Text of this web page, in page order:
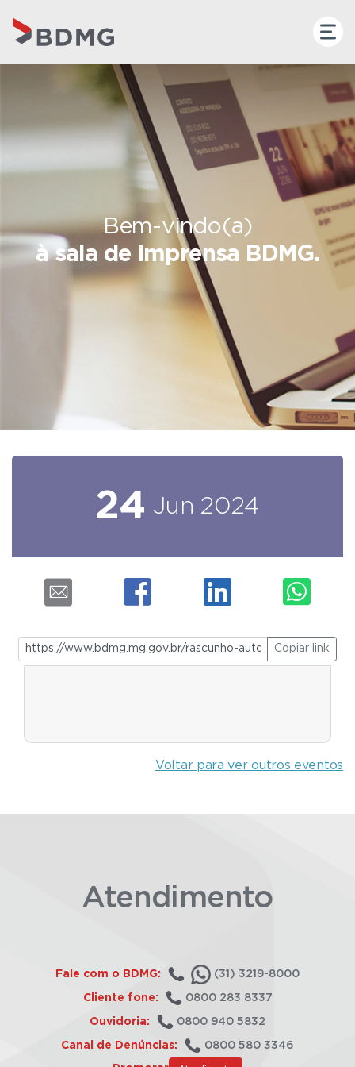
Bem-vindo(a)
à sala de imprensa BDMG.
24 Jun 2024
Copiar link
Voltar para ver outros eventos
Atendimento
Fale com o BDMG: (31) 3219-8000
Cliente fone: 0800 283 8337
Ouvidoria: 0800 940 5832
Canal de Denúncias: 0800 580 3346